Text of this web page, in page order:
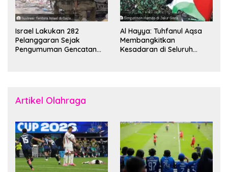
Israel Lakukan 282
Pelanggaran Sejak
Pengumuman Gencatan
Al Hayya: Tuhfanul Aqsa
Membangkitkan
Kesadaran di Seluruh
Artikel Olahraga